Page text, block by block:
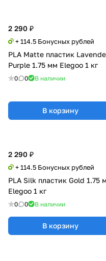
2 290 ₽
+ 114.5 Бонусных рублей
PLA Matte пластик
Purple 1.75 мм Elegoo 1 кг
0 0 В наличии
В корзину
2 290 ₽
+ 114.5 Бонусных рублей
PLA Silk пластик Gold 1.75
Elegoo 1 кг
0 0 В наличии
В корзину